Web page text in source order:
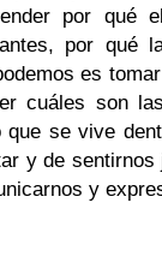
por qué
por qué
es
cuáles son
se vive
y de
y